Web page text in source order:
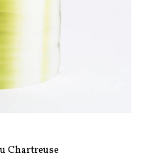
Chartreuse